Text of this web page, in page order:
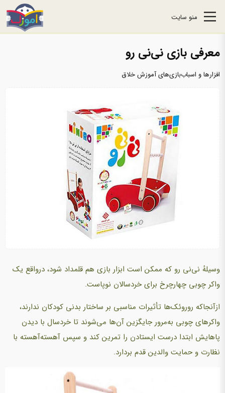
منو سایت
معرفی بازی نی‌نی رو
افزارها و اسباب‌بازی‌های آموزش خلاق
وسیلهٔ نی‌نی رو که ممکن است ابزار بازی هم قلمداد شود، درواقع یک
واکر چوبی چهارچرخ برای خردسالان نوپاست.
ازآنجاکه روروئک‌ها تأثیرات مناسبی بر ساختار بدنی کودکان ندارند،
واکرهای چوبی به‌مرور جایگزین آن‌ها می‌شوند تا خردسال با دیدن
پاهایش ابتدا درست ایستادن را تمرین کند و سپس آهسته‌آهسته با
نظارت و حمایت والدین قدم بردارد.